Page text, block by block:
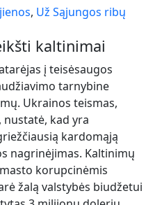
, Už Sąjungos ribų
kaltinimai
į teisėsaugos
tarnybine
Ukrainos teismas,
kad yra
kardomąją
nagrinėjimas. Kaltinimų
korupcinėmis
žalą valstybės biudžetui